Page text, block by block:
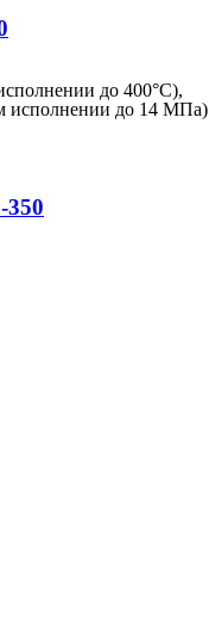
до 400°C),
исполнении до 14 МПа)
350